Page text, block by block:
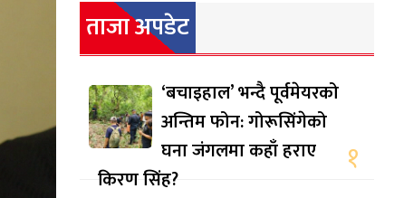
ताजा अपडेट
‘बचाइहाल’ भन्दै पूर्वमेयरको
अन्तिम फोन: गोरूसिंगेको
घना जंगलमा कहाँ हराए
किरण सिंह?
१